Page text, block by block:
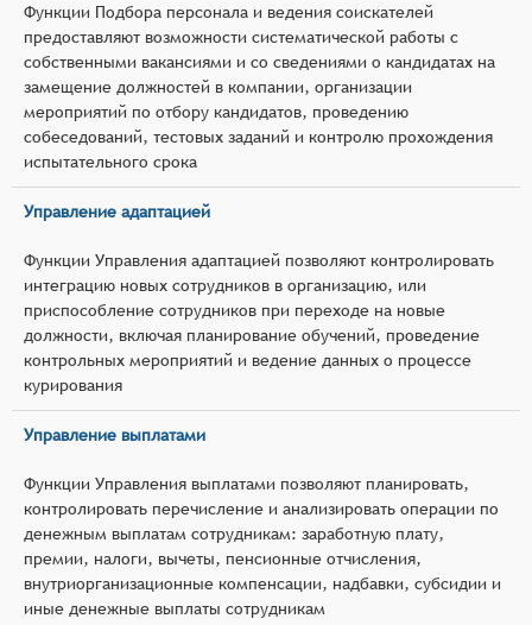
Функции Подбора персонала и ведения соискателей
предоставляют возможности систематической работы с
собственными вакансиями и со сведениями о кандидатах на
замещение должностей в компании, организации
мероприятий по отбору кандидатов, проведению
собеседований, тестовых заданий и контролю прохождения
испытательного срока
Управление адаптацией
Функции Управления адаптацией позволяют контролировать
интеграцию новых сотрудников в организацию, или
приспособление сотрудников при переходе на новые
должности, включая планирование обучений, проведение
контрольных мероприятий и ведение данных о процессе
курирования
Управление выплатами
Функции Управления выплатами позволяют планировать,
контролировать перечисление и анализировать операции по
денежным выплатам сотрудникам: заработную плату,
премии, налоги, вычеты, пенсионные отчисления,
внутриорганизационные компенсации, надбавки, субсидии и
иные денежные выплаты сотрудникам